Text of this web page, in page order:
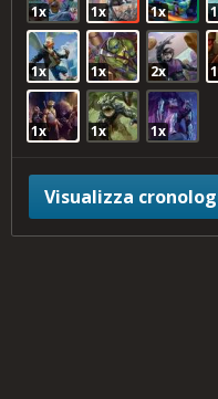
1x 1x 1x
1x 1x 2x
1x 1x 1x
Visualizza